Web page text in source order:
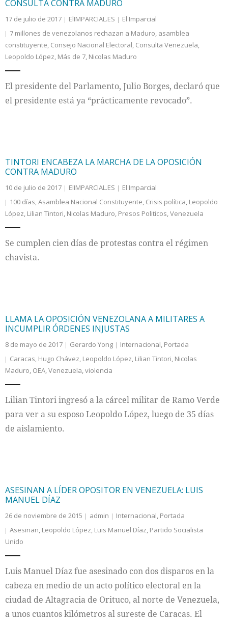
CONSULTA CONTRA MADURO
17 de julio de 2017 ElIMPARCIAL.ES
El Imparcial
7 millones de venezolanos rechazan a Maduro, asamblea
constituyente, Consejo Nacional Electoral, Consulta Venezuela,
Leopoldo López, Más de 7, Nicolas Maduro
El presidente del Parlamento, Julio Borges, declaró que
el presidente está ya “prácticamente revocado”.
TINTORI ENCABEZA LA MARCHA DE LA OPOSICIÓN
CONTRA MADURO
10 de julio de 2017 ElIMPARCIAL.ES
El Imparcial
100 días,Asamblea Nacional Constituyente, Crisis política, Leopoldo
López, Lilian Tintori, Nicolas Maduro, Presos Politicos,Venezuela
Se cumplen cien días de protestas contra el régimen
chavista.
LLAMA LA OPOSICIÓN VENEZOLANA A MILITARES A
INCUMPLIR ÓRDENES INJUSTAS
8 de mayo de 2017 Gerardo Yong Internacional, Portada
Caracas, Hugo Chávez, Leopoldo López, Lilian Tintori, Nicolas
Maduro, OEA,Venezuela,violencia
Lilian Tintori ingresó a la cárcel militar de Ramo Verde
para ver a su esposo Leopoldo López, luego de 35 días
de aislamiento.
ASESINAN A LÍDER OPOSITOR EN VENEZUELA: LUIS
MANUEL DÍAZ
26 de noviembre de 2015 admin Internacional, Portada
Asesinan, Leopoldo López, Luis Manuel Díaz, Partido Socialista
Unido
Luis Manuel Díaz fue asesinado con dos disparos en la
cabeza en medio de un acto político electoral en la
ciudad de Altagracia de Orituco, al norte de Venezuela,
a unos cuantos kilómetros al sureste de Caracas. El